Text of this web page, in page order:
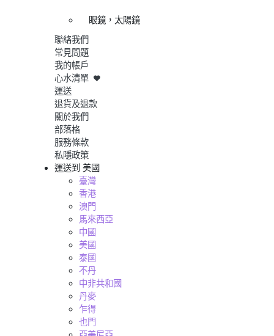
眼鏡，太陽鏡
聯絡我們
常見問題
我的帳戶
心水清單
運送
退貨及退款
關於我們
部落格
服務條款
私隱政策
運送到 美國
臺灣
香港
澳門
馬來西亞
中國
美國
泰國
不丹
中非共和國
丹麥
乍得
也門